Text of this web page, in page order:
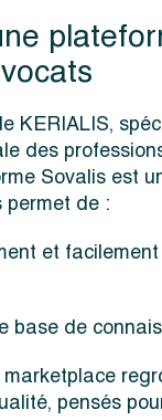
KERIALIS,
des
Sovalis est
de :
et
base de
marketplace
pensés